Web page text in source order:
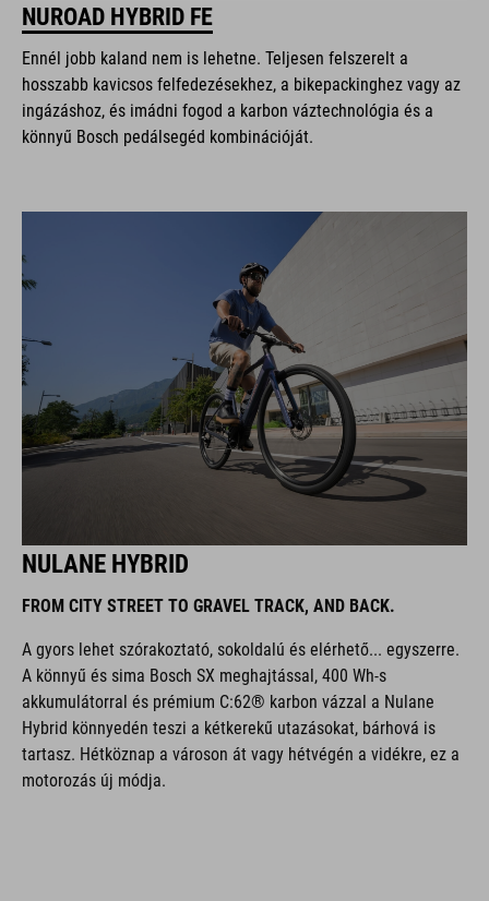
NUROAD HYBRID FE
Ennél jobb kaland nem is lehetne. Teljesen felszerelt a
hosszabb kavicsos felfedezésekhez, a bikepackinghez vagy az
ingázáshoz, és imádni fogod a karbon váztechnológia és a
könnyű Bosch pedálsegéd kombinációját.
NULANE HYBRID
FROM CITY STREET TO GRAVEL TRACK, AND BACK.
A gyors lehet szórakoztató, sokoldalú és elérhető... egyszerre.
A könnyű és sima Bosch SX meghajtással, 400 Wh-s
akkumulátorral és prémium C:62® karbon vázzal a Nulane
Hybrid könnyedén teszi a kétkerekű utazásokat, bárhová is
tartasz. Hétköznap a városon át vagy hétvégén a vidékre, ez a
motorozás új módja.